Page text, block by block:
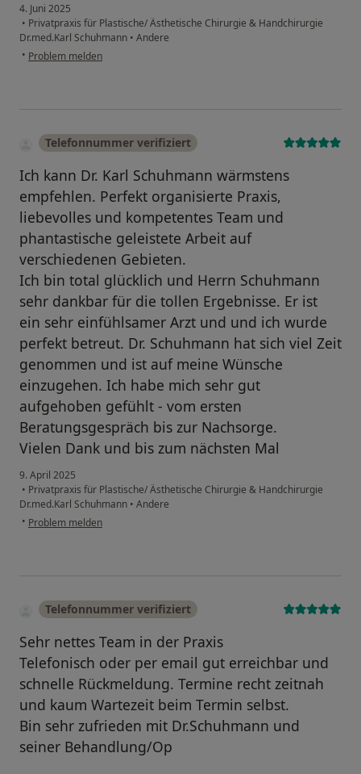
4. Juni 2025
• Privatpraxis für Plastische/ Ästhetische Chirurgie & Handchirurgie
Dr.med.Karl Schuhmann • Andere
• Problem melden
Telefonnummer verifiziert
Ich kann Dr. Karl Schuhmann wärmstens
empfehlen. Perfekt organisierte Praxis,
liebevolles und kompetentes Team und
phantastische geleistete Arbeit auf
verschiedenen Gebieten.
Ich bin total glücklich und Herrn Schuhmann
sehr dankbar für die tollen Ergebnisse. Er ist
ein sehr einfühlsamer Arzt und und ich wurde
perfekt betreut. Dr. Schuhmann hat sich viel Zeit
genommen und ist auf meine Wünsche
einzugehen. Ich habe mich sehr gut
aufgehoben gefühlt - vom ersten
Beratungsgespräch bis zur Nachsorge.
Vielen Dank und bis zum nächsten Mal
9. April 2025
• Privatpraxis für Plastische/ Ästhetische Chirurgie & Handchirurgie
Dr.med.Karl Schuhmann • Andere
• Problem melden
Telefonnummer verifiziert
Sehr nettes Team in der Praxis
Telefonisch oder per email gut erreichbar und
schnelle Rückmeldung. Termine recht zeitnah
und kaum Wartezeit beim Termin selbst.
Bin sehr zufrieden mit Dr.Schuhmann und
seiner Behandlung/Op